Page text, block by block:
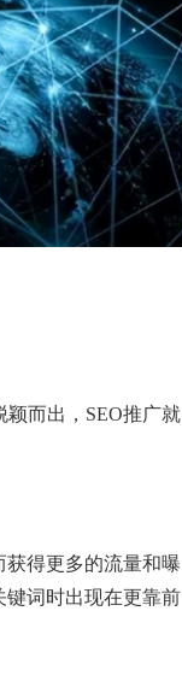
而出，SEO推广就
得更多的流量和曝
键词时出现在更靠前